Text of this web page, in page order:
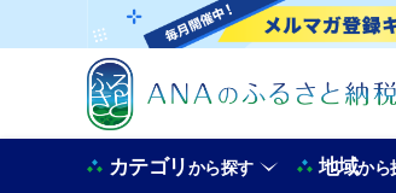
カテゴリから探す 地域から